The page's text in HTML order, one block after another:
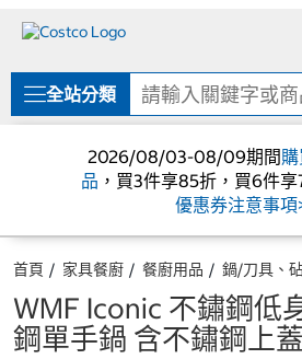
單
全站分類
2026/08/03-08/09期間
品 ，買3件享85折，買6件享
優惠券注意事項
首頁 家具餐廚 餐廚用品 鍋/刀具、
WMF Iconic 不鏽鋼低
鋼單手鍋 含不鏽鋼上